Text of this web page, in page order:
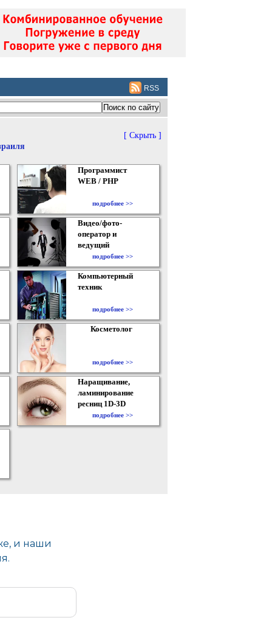
RSS
[ Скрыть ]
Программист
WEB / PHP
подробнее >>
Видео/фото-
оператор и
ведущий
подробнее >>
Компьютерный
техник
подробнее >>
Косметолог
подробнее >>
Наращивание,
ламинирование
ресниц 1D-3D
подробнее >>